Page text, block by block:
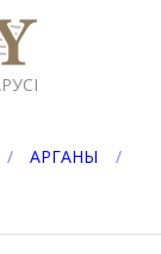
АРГАНЫ